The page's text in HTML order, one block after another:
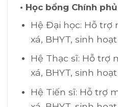
• Học bổng Chính
Hệ Đại học: Hỗ trợ
xá, BHYT, sinh
Hệ Thạc sĩ: Hỗ trợ
xá, BHYT, sinh
Hệ Tiến sĩ: Hỗ trợ